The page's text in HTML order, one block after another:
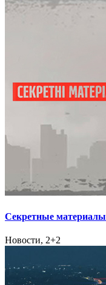
Секретные материалы
Новости, 2+2